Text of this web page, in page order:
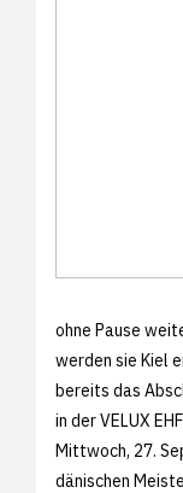
ohne Pause
werden sie Kiel
bereits das
in der VELUX
Mittwoch, 27.
dänischen